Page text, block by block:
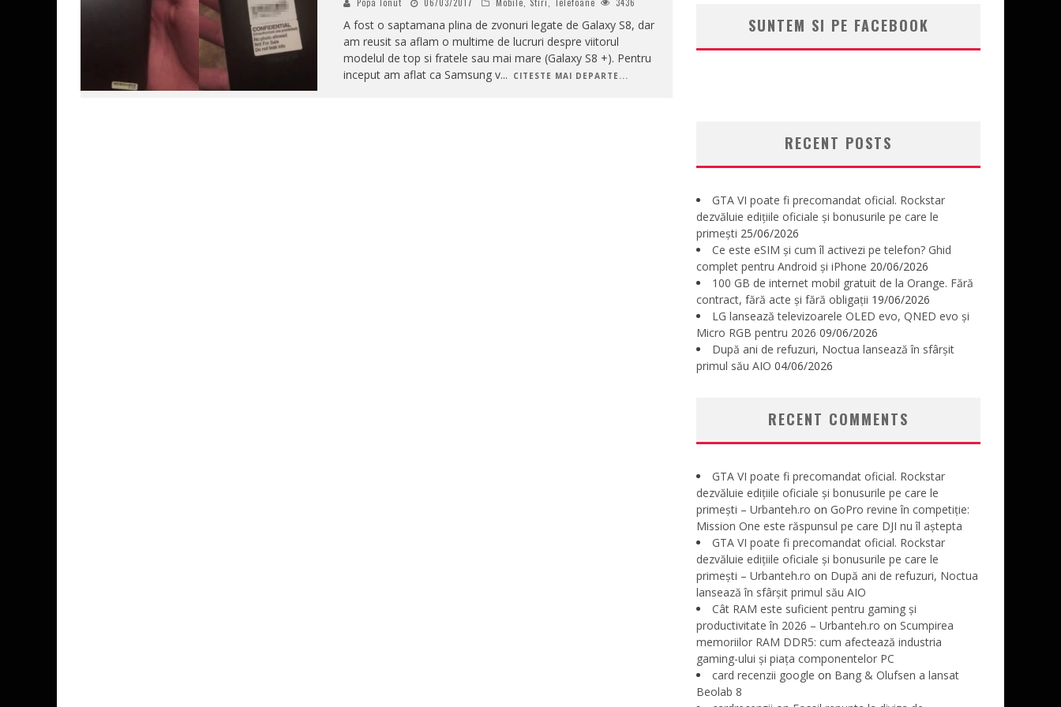
A fost o saptamana plina de zvonuri legate de Galaxy S8, dar
am reusit sa aflam o multime de lucruri despre viitorul
modelul de top si fratele sau mai mare (Galaxy S8 +). Pentru
inceput am aflat ca Samsung v... CITESTE MAI DEPARTE...
SUNTEM SI PE FACEBOOK
RECENT POSTS
GTA VI poate fi precomandat oficial. Rockstar
dezvăluie edițiile oficiale și bonusurile pe care le
primești 25/06/2026
Ce este eSIM și cum îl activezi pe telefon? Ghid
complet pentru Android și iPhone 20/06/2026
100 GB de internet mobil gratuit de la Orange. Fără
contract, fără acte și fără obligații 19/06/2026
LG lansează televizoarele OLED evo, QNED evo și
Micro RGB pentru 2026 09/06/2026
După ani de refuzuri, Noctua lansează în sfârșit
primul său AIO 04/06/2026
RECENT COMMENTS
GTA VI poate fi precomandat oficial. Rockstar
dezvăluie edițiile oficiale și bonusurile pe care le
primești – Urbanteh.ro on GoPro revine în competiție:
Mission One este răspunsul pe care DJI nu îl aștepta
GTA VI poate fi precomandat oficial. Rockstar
dezvăluie edițiile oficiale și bonusurile pe care le
primești – Urbanteh.ro on După ani de refuzuri, Noctua
lansează în sfârșit primul său AIO
Cât RAM este suficient pentru gaming și
productivitate în 2026 – Urbanteh.ro on Scumpirea
memoriilor RAM DDR5: cum afectează industria
gaming-ului și piața componentelor PC
card recenzii google on Bang & Olufsen a lansat
Beolab 8